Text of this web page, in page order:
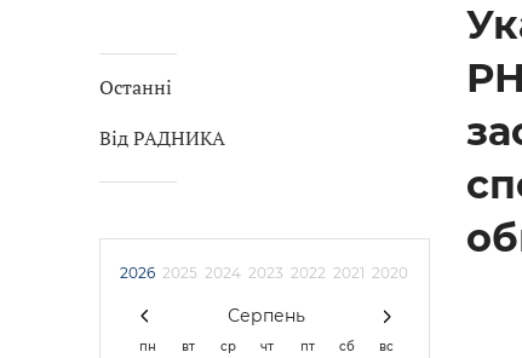
Останні
Від РАДНИКА
2026 2025 2024 2023 2022 2021 2020
Серпень
пн вт ср чт пт сб вс